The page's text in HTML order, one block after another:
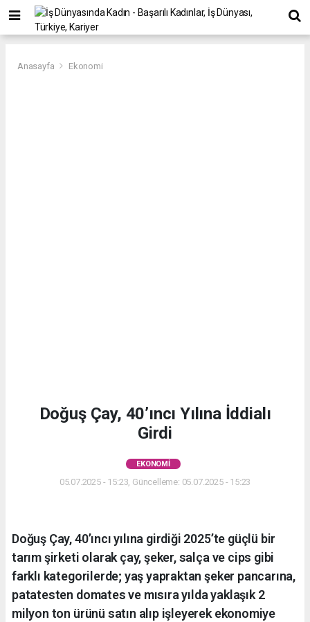
Anasayfa Ekonomi
Doğuş Çay, 40’ıncı Yılına İddialı
Girdi
EKONOMI
05.07.2025 - 15:23, Güncelleme: 05.07.2025 - 15:23
Doğuş Çay, 40’ıncı yılına girdiği 2025’te güçlü bir
tarım şirketi olarak çay, şeker, salça ve cips gibi
farklı kategorilerde; yaş yapraktan şeker pancarına,
patatesten domates ve mısıra yılda yaklaşık 2
milyon ton ürünü satın alıp işleyerek ekonomiye